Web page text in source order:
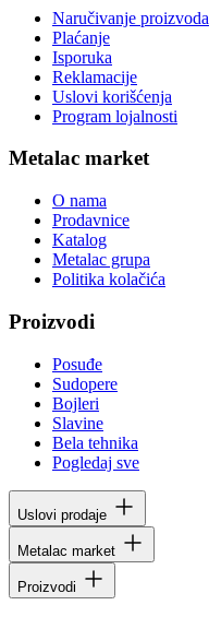
Naručivanje proizvoda
Plaćanje
Isporuka
Reklamacije
Uslovi korišćenja
Program lojalnosti
Metalac market
O nama
Prodavnice
Katalog
Metalac grupa
Politika kolačića
Proizvodi
Posuđe
Sudopere
Bojleri
Slavine
Bela tehnika
Pogledaj sve
Uslovi prodaje
Metalac market
Proizvodi